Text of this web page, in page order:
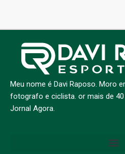
Meu nome é Davi Raposo. Moro
fotografo e ciclista. or mais de
Jornal Agora.